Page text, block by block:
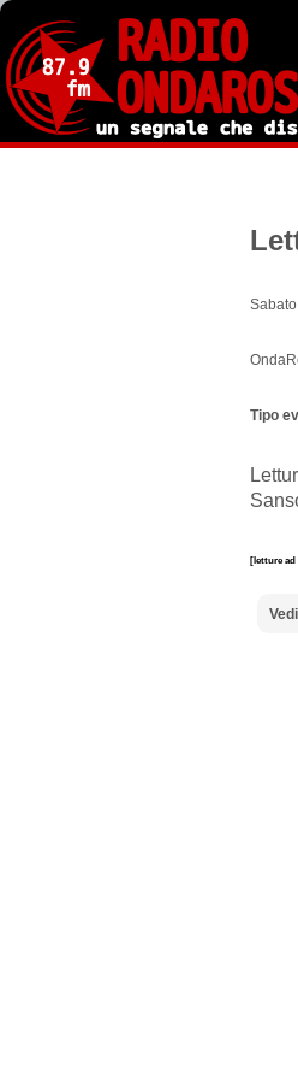
Salta
contenuto
principale
Tipo
[letture ad